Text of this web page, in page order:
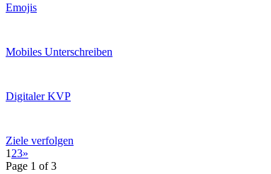
Emojis
Mobiles Unterschreiben
Digitaler KVP
Ziele verfolgen
1 23»
Page 1 of 3